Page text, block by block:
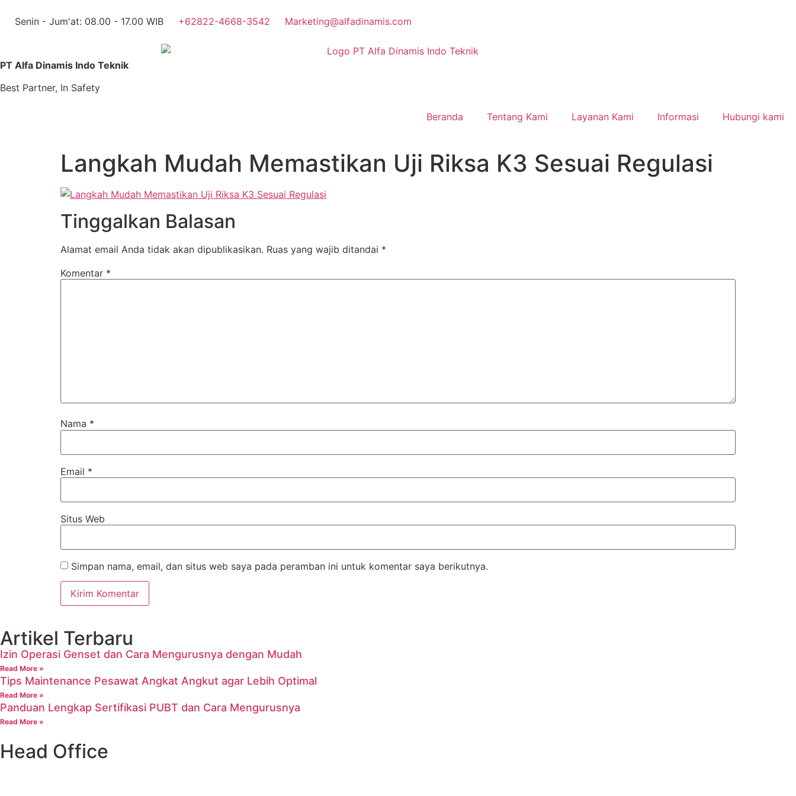
Senin - Jum'at: 08.00 - 17.00 WIB +62822-4668-3542 Marketing@alfadinamis.com
PT Alfa Dinamis Indo Teknik
Best Partner, In Safety
Beranda Tentang Kami Layanan Kami Informasi Hubungi kami
Langkah Mudah Memastikan Uji Riksa K3 Sesuai Regulasi
Tinggalkan Balasan
Alamat email Anda tidak akan dipublikasikan. Ruas yang wajib ditandai *
Komentar *
Nama *
Email *
Situs Web
Simpan nama, email, dan situs web saya pada peramban ini untuk komentar saya berikutnya.
Artikel Terbaru
Izin Operasi Genset dan Cara Mengurusnya dengan Mudah
Read More »
Tips Maintenance Pesawat Angkat Angkut agar Lebih Optimal
Read More »
Panduan Lengkap Sertifikasi PUBT dan Cara Mengurusnya
Read More »
Head Office